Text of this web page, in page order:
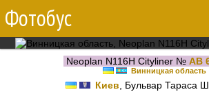
Фотобус
Neoplan N116H Cityliner № AB
Винницкая область
Киев , Бульвар Тараса